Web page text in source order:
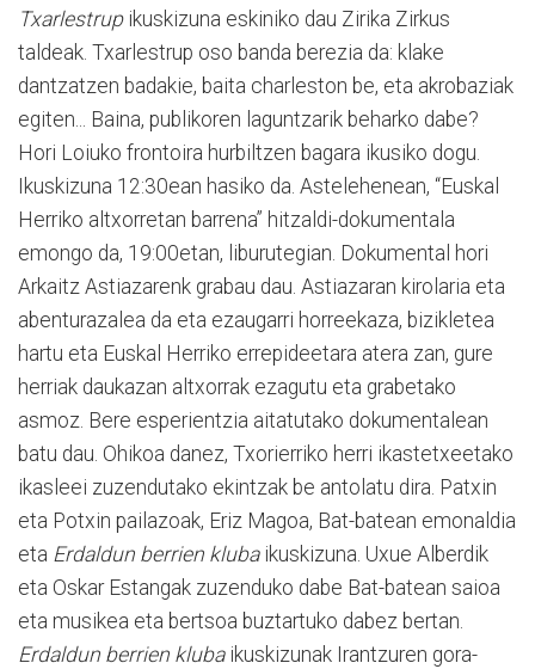
Txarlestrupikuskizuna eskiniko dau Zirika Zirkus
taldeak. Txarlestrup oso banda berezia da: klake
dantzatzen badakie, baita charleston be, eta akrobaziak
egiten... Baina, publikoren laguntzarik beharko dabe?
Hori Loiuko frontoira hurbiltzen bagara ikusiko dogu.
Ikuskizuna 12:30ean hasiko da. Astelehenean, “Euskal
Herriko altxorretan barrena” hitzaldi-dokumentala
emongo da, 19:00etan, liburutegian. Dokumental hori
Arkaitz Astiazarenk grabau dau. Astiazaran kirolaria eta
abenturazalea da eta ezaugarri horreekaza, bizikletea
hartu eta Euskal Herriko errepideetara atera zan, gure
herriak daukazan altxorrak ezagutu eta grabetako
asmoz. Bere esperientzia aitatutako dokumentalean
batu dau. Ohikoa danez, Txorierriko herri ikastetxeetako
ikasleei zuzendutako ekintzak be antolatu dira. Patxin
eta Potxin pailazoak, Eriz Magoa, Bat-batean emonaldia
eta Erdaldun berrien klubaikuskizuna. Uxue Alberdik
eta Oskar Estangak zuzenduko dabe Bat-batean saioa
eta musikea eta bertsoa buztartuko dabez bertan.
Erdaldun berrien klubaikuskizunak Irantzuren gora-